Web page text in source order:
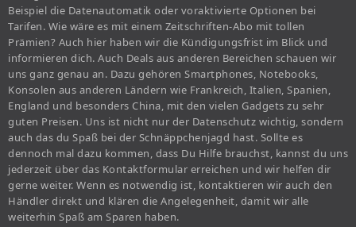
Beispiel die Datenautomatik oder voraktivierte Optionen bei
Tarifen. Wie wäre es mit einem Zeitschriften-Abo mit tollen
Prämien? Auch hier haben wir die Kündigungsfrist im Blick und
informieren dich. Auch Deals aus anderen Bereichen schauen wir
uns ganz genau an. Dazu gehören Smartphones, Notebooks,
Konsolen aus anderen Ländern wie Frankreich, Italien, Spanien,
England und besonders China, mit den vielen Gadgets zu sehr
guten Preisen. Uns ist nicht nur der Datenschutz wichtig, sondern
auch das du Spaß bei der Schnäppchenjagd hast. Sollte es
dennoch mal dazu kommen, dass Du Hilfe brauchst, kannst du uns
jederzeit über das Kontaktformular erreichen und wir helfen dir
gerne weiter. Wenn es notwendig ist, kontaktieren wir auch den
Händler direkt und klären die Angelegenheit, damit wir alle
weiterhin Spaß am Sparen haben.